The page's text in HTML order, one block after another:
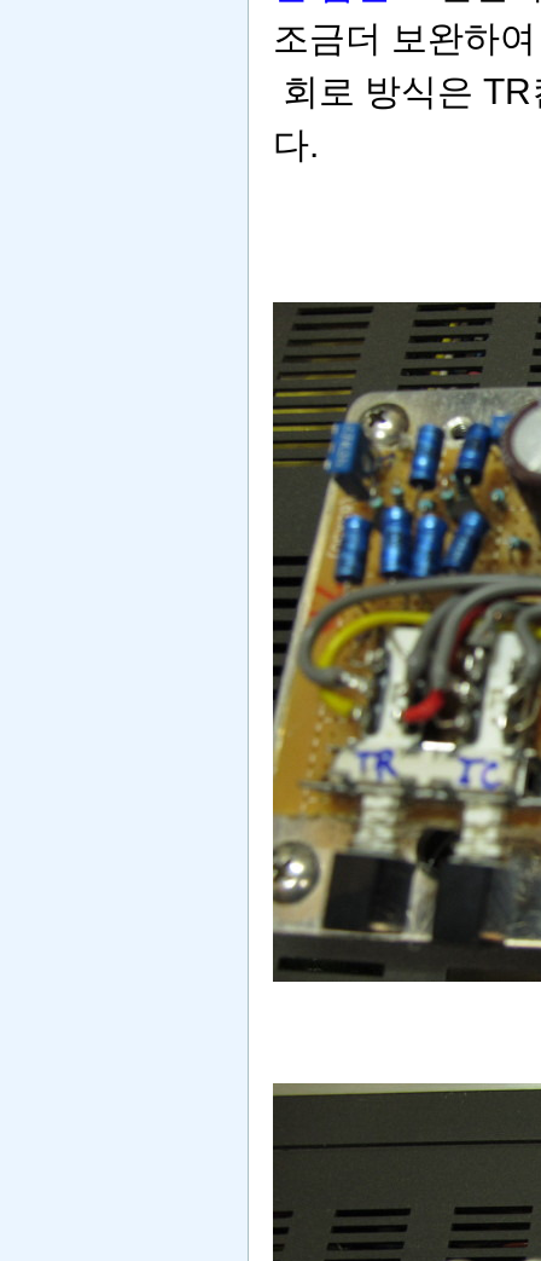
조금더 보완하
회로 방식은
다.